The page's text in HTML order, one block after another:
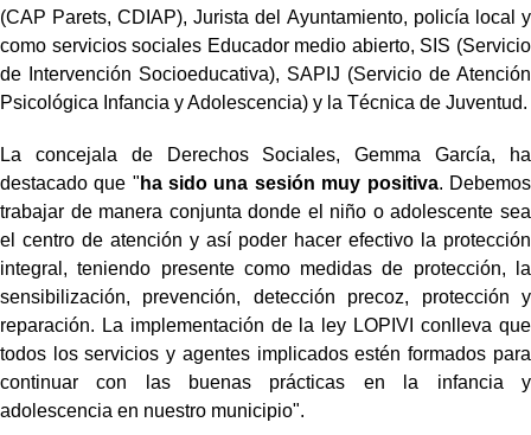
(CAP Parets, CDIAP), Jurista del Ayuntamiento, policía local y
como servicios sociales Educador medio abierto, SIS (Servicio
de Intervención Socioeducativa), SAPIJ (Servicio de Atención
Psicológica Infancia y Adolescencia) y la Técnica de Juventud.
La concejala de Derechos Sociales, Gemma García, ha
destacado que " ha sido una sesión muy positiva. Debemos
trabajar de manera conjunta donde el niño o adolescente sea
el centro de atención y así poder hacer efectivo la protección
integral, teniendo presente como medidas de protección, la
sensibilización, prevención, detección precoz, protección y
reparación. La implementación de la ley LOPIVI conlleva que
todos los servicios y agentes implicados estén formados para
continuar con las buenas prácticas en la infancia y
adolescencia en nuestro municipio".